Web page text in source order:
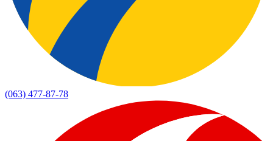
(063) 477-87-78